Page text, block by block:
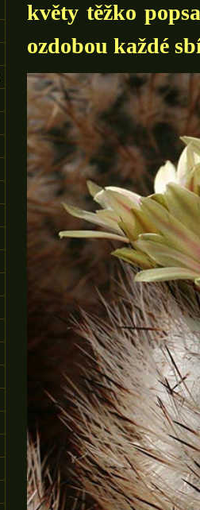
květy těžko
ozdobou každé